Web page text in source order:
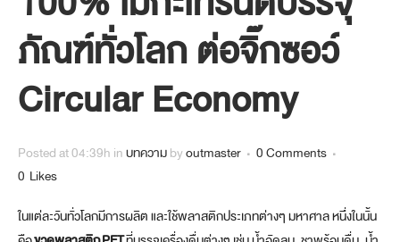
ภัณฑ์ทั่วโลก ต่อจิ๊กซอว์
Circular Economy
Posted at 04:39h inบทความbyoutmaster
0 Comments
0 Likes
ในแต่ละวันทั่วโลกมีการผลิต และใช้พลาสติกประเภทต่างๆ มหาศาล หนึ่งในนั้น